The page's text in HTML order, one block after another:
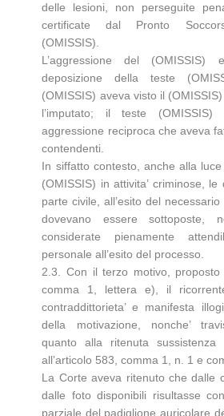
delle lesioni, non perseguite
certificate dal Pronto
(OMISSIS).
L’aggressione del (OMISSIS)
deposizione della teste
(OMISSIS) aveva visto il
l’imputato; il teste
aggressione reciproca che aveva
contendenti.
In siffatto contesto, anche alla
(OMISSIS) in attivita’ criminose,
parte civile, all’esito del
dovevano essere sottoposte,
considerate pienamente
personale all’esito del processo.
2.3. Con il terzo motivo, proposto
comma 1, lettera e), il
contraddittorieta’ e manifesta
della motivazione, nonche’
quanto alla ritenuta sussistenza
all’articolo 583, comma 1, n. 1 e
La Corte aveva ritenuto che dalle
dalle foto disponibili risultasse
parziale del padiglione auricolare